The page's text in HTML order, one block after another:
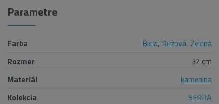
Parametre
Farba Biela, Ružová, Zelená
Rozmer
32 cm
Materiál
kamenina
Kolekcia
SERRA